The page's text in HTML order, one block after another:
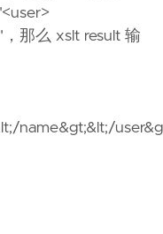
那么 xslt result 输
name&gt;&lt;/